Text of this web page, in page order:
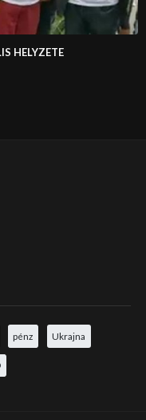
HELYZETE
pénz Ukrajna